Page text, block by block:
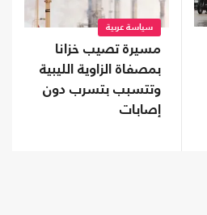
سياسة عربية
مسيرة تصيب خزانا
بمصفاة الزاوية الليبية
وتتسبب بتسرب دون
إصابات